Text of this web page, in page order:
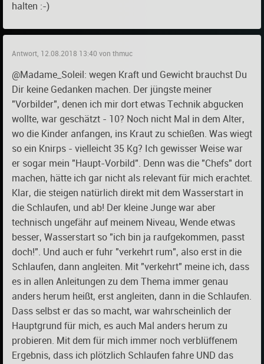
halten :-)
Antwort, 12.08.2018 13:40 von thmuc
@Madame_Soleil: wegen Kraft und Gewicht brauchst Du
Dir keine Gedanken machen. Der jüngste meiner
"Vorbilder", denen ich mir dort etwas Technik abgucken
wollte, war geschätzt - 10? Noch nicht Mal in dem Alter,
wo die Kinder anfangen, ins Kraut zu schießen. Was wiegt
so ein Knirps - vielleicht 35 Kg? Ich gewisser Weise war
er sogar mein "Haupt-Vorbild". Denn was die "Chefs" dort
machen, hätte ich gar nicht als relevant für mich erachtet.
Klar, die steigen natürlich direkt mit dem Wasserstart in
die Schlaufen, und ab! Der kleine Junge war aber
technisch ungefähr auf meinem Niveau, Wende etwas
besser, Wasserstart so "ich bin ja raufgekommen, passt
doch!". Und auch er fuhr "verkehrt rum", also erst in die
Schlaufen, dann angleiten. Mit "verkehrt" meine ich, dass
es in allen Anleitungen zu dem Thema immer genau
anders herum heißt, erst angleiten, dann in die Schlaufen.
Dass selbst er das so macht, war wahrscheinlich der
Hauptgrund für mich, es auch Mal anders herum zu
probieren. Mit dem für mich immer noch verblüffenem
Ergebnis, dass ich plötzlich Schlaufen fahre UND das